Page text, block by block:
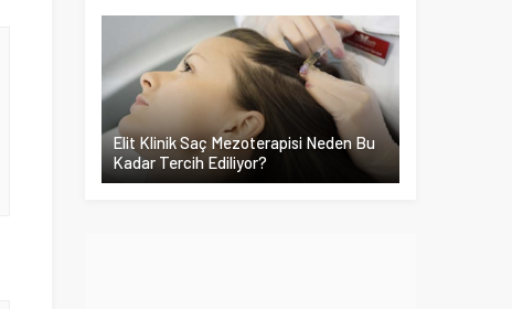
Elit Klinik Saç Mezoterapisi Neden Bu
Kadar Tercih Ediliyor?